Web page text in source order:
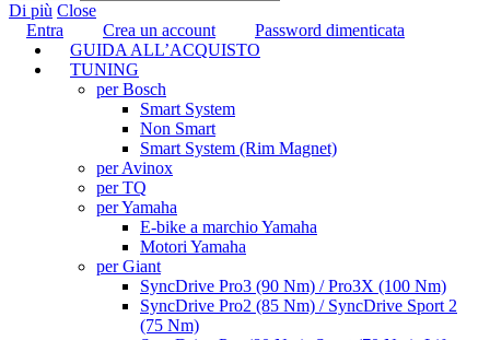
Di più Close
Entra
Crea un account
Password dimenticata
GUIDA ALL’ACQUISTO
TUNING
per Bosch
Smart System
Non Smart
Smart System (Rim Magnet)
per Avinox
per TQ
per Yamaha
E-bike a marchio Yamaha
Motori Yamaha
per Giant
SyncDrive Pro3 (90 Nm) / Pro3X (100 Nm)
SyncDrive Pro2 (85 Nm) / SyncDrive Sport 2
(75 Nm)